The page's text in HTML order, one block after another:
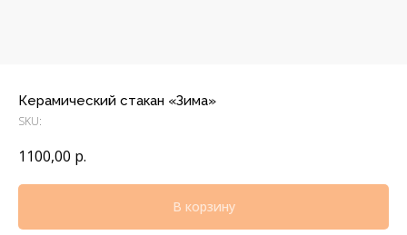
Керамический стакан «Зима»
SKU:
1100,00 р.
В корзину